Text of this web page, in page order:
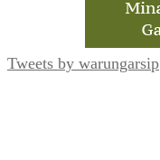
Tweets by warungarsip